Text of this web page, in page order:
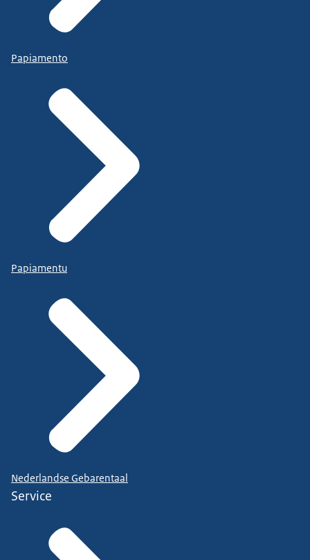
Papiamento
Papiamentu
Nederlandse Gebarentaal
Service